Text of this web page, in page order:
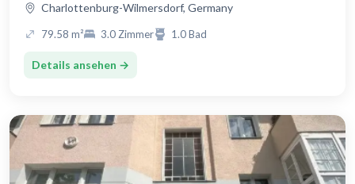
Charlottenburg-Wilmersdorf, Germany
79.58 m² 3.0 Zimmer 1.0 Bad
Details ansehen →